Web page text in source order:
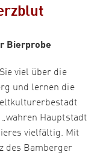
Bierprobe
viel über die
und lernen die
Hauptstadt
vielfältig. Mit
des Bamberger